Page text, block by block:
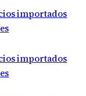
importados
importados